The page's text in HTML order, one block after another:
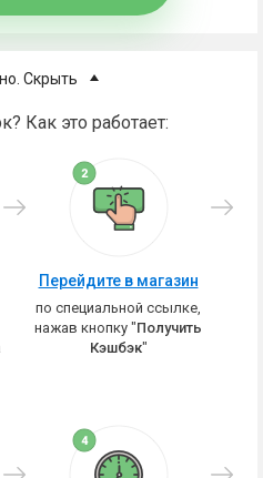
Скрыть
Как это работает:
Перейдите в магазин
по специальной ссылке,
нажав кнопку "Получить
Кэшбэк"